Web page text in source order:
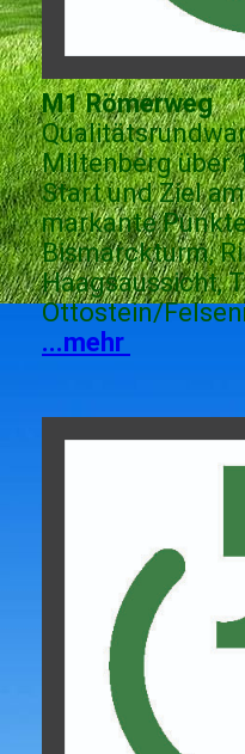
M1 Römerweg
Miltenberg über
Start und Ziel
markante
Bismarckturm,
Haagsaussicht,
Ottostein/
...mehr